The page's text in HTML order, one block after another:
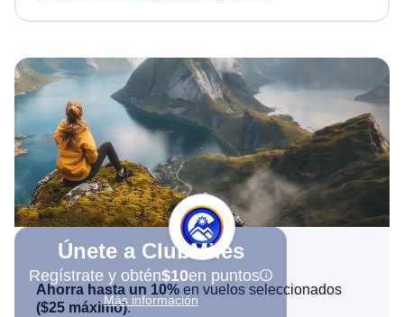
Únete a ClubMiles
Regístrate y obtén$10en puntos
Más información
Ahorra hasta un 10% en vuelos seleccionados
($25 máximo).